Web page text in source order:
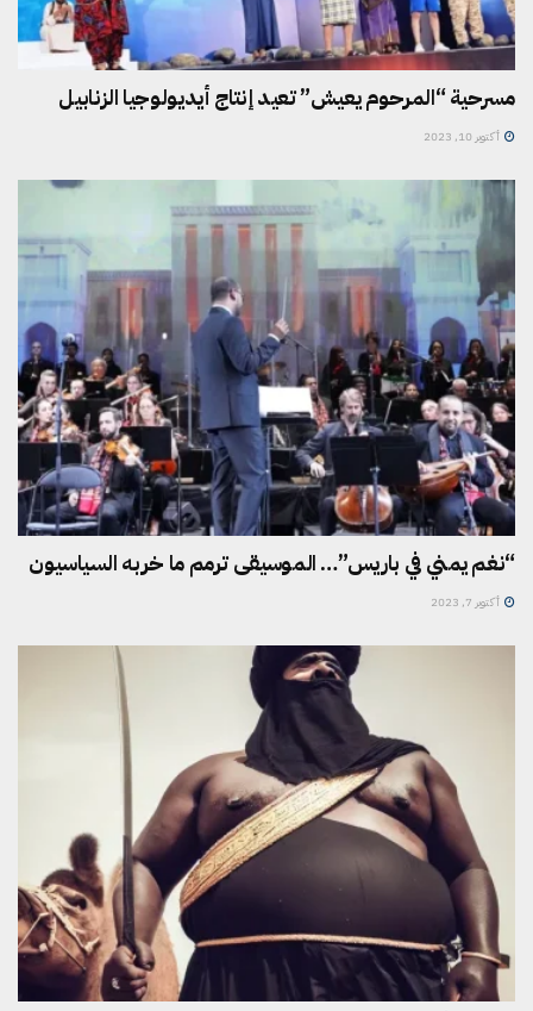
مسرحية “المرحوم يعيش” تعيد إنتاج أيديولوجيا الزنابيل
أكتوبر 10, 2023
“نغم يمني في باريس”… الموسيقى ترمم ما خربه السياسيون
أكتوبر 7, 2023